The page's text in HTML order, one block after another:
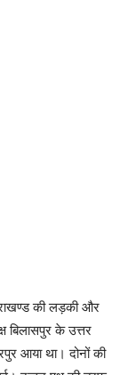
की लड़की और
बिलासपुर के उत्तर
आया था। दोनों की